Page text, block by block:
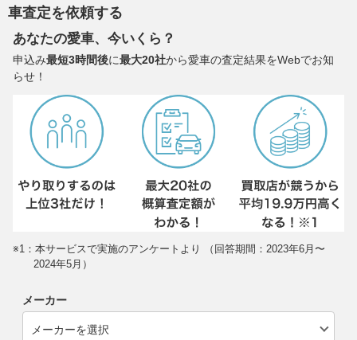
車査定を依頼する
あなたの愛車、今いくら？
申込み最短3時間後に最大20社から愛車の査定結果をWebでお知
らせ！
※1：本サービスで実施のアンケートより （回答期間：2023年6月〜
2024年5月）
メーカー